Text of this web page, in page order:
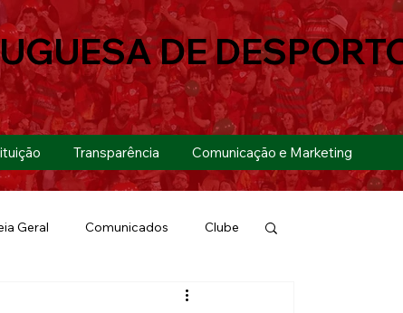
Transparência Comunicação e Marketing
DE
Geral Comunicados Clube